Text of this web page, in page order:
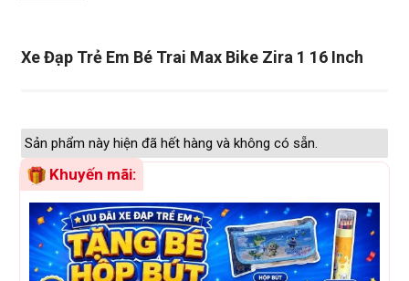
Xe Đạp Trẻ Em Bé Trai Max Bike Zira 1 16 Inch
Sản phẩm này hiện đã hết hàng và không có sẵn.
Khuyến mãi: